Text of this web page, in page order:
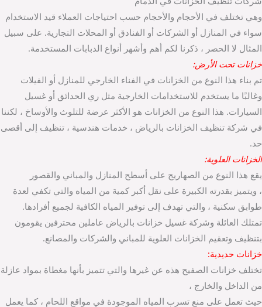
وهي تختلف في الأحجام والأحجام حسب احتياجات العملاء قيد الاستخدام
سواء في المنازل أو الشركات أو الفنادق أو المحلات التجارية. على سبيل
المثال لا الحصر ، ذكرنا لكم أهم وأشهر أنواع الدبابات المستخدمة.
خزانات تحت الأرض:
تم بناء هذا النوع من الخزانات في الفناء الخارجي للمنازل أو الفيلات
وغالبًا ما يستخدم للاستخدامات الخارجية مثل ري الحدائق أو غسيل
السيارات. هذا النوع من الخزانات هو الأكثر عرضة للتلوث والأوساخ ، لكننا
في شركة تنظيف الخزانات بالرياض ، خدمات هندسية ، تنظيف إلى أقصى
حد.
الخزانات العلوية:
يقع هذا النوع من الصهاريج على أسطح المنازل والمباني والقصور
، ويتميز بقدرته الكبيرة على نقل أكبر كمية من المياه والتي تكفي لعدة
طوابق سكنية ، والتي تهدف إلى توفير المياه الكافية لجميع أفرادها.
تمتلك العائلة وشركة غسيل خزانات بالرياض عاملين محترفين يقومون
بتنظيف وتعقيم الخزانات العلوية للمباني والشركات والمصانع.
خزانات حديدية:
تختلف خزانات الصفيح هذه عن غيرها والتي تتميز بأنها مغطاة بمواد عازلة
من الداخل والخارج ،
حيث تعمل على منع تسرب المياه الموجودة في مواقع اللحام ، كما يعمل